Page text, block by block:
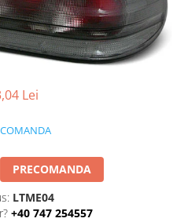
Lei
PRECOMANDA
LTME04
+40 747 254557